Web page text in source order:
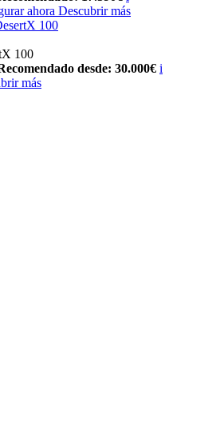
ahora Descubrir más
100
100
desde: 30.000€ i
más